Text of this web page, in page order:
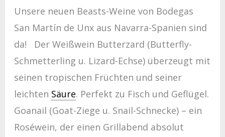
Unsere neuen Beasts-Weine von Bodegas
San Martín de Unx aus Navarra-Spanien sind
da! Der Weißwein Butterzard (Butterfly-
Schmetterling u. Lizard-Echse) überzeugt mit
seinen tropischen Früchten und seiner
leichten Säure. Perfekt zu Fisch und Geflügel.
Goanail (Goat-Ziege u. Snail-Schnecke) – ein
Roséwein, der einen Grillabend absolut